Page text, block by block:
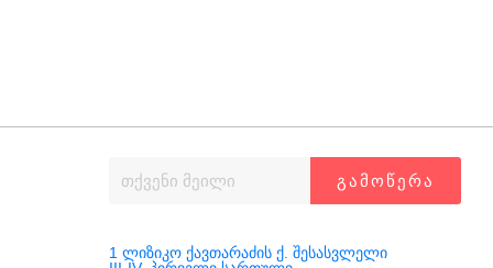
ᲒᲐᲛᲝᲬᲔᲠᲐ
1 ლიზიკო ქავთარაძის ქ. შესასვლელი